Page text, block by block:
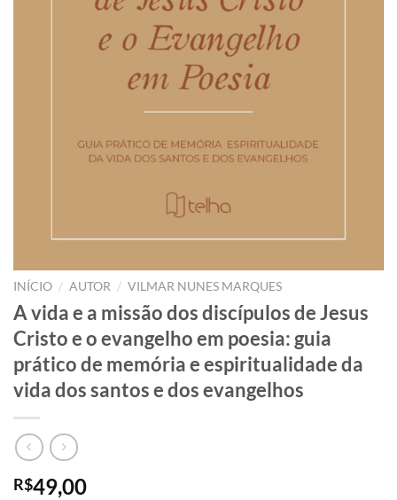
INÍCIO / AUTOR / VILMAR NUNES MARQUES
A vida e a missão dos discípulos de Jesus
Cristo e o evangelho em poesia: guia
prático de memória e espiritualidade da
vida dos santos e dos evangelhos
R$49,00